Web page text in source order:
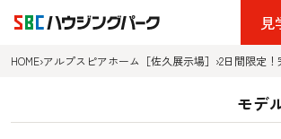
見
HOME›アルプスピアホーム［佐久展示場］ ›
モデ